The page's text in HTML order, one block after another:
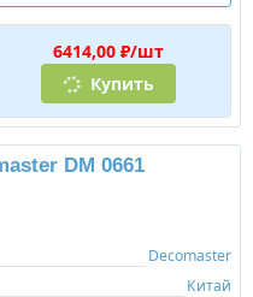
Китай
Полиуретан